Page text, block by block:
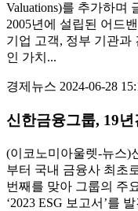
Valuations)를 추가하며
2005년에 설립된 어드
기업 고객, 정부 기관과
인 가치...
경제뉴스 2024-06-28
신한금융그룹, 19
(이코노미아울렛-뉴스)
부터 국내 금융사 최초
번째를 맞아 그룹의 주
‘2023 ESG 보고서’를